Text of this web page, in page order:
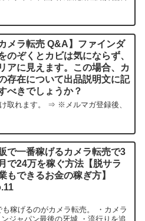
カメラ転売 Q&A】ファインダ
のぞくとカビは気にならず、
アに見えます。この場合、カ
存在について出品説明文に記
べきでしょうか？
取れます。 ⇒ ※メルマガ登録後、
で一番稼げるカメラ転売で3
で24万を稼ぐ方法【脱サラ
もできるお金の稼ぎ方】
稼げるのがカメラ転売。 ・カメラ
ジャパン最後の牙城 ・流行りを追